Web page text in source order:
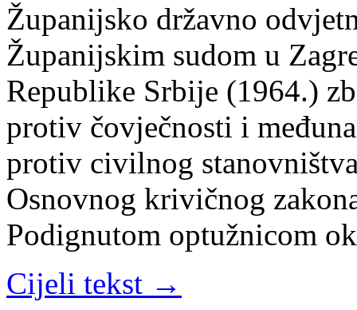
Županijsko državno
Županijskim sudom u
Republike Srbije (1964.)
protiv čovječnosti i
protiv civilnog
Osnovnog krivičnog
Podignutom optužnicom
Cijeli tekst →